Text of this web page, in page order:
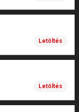
Letöltés
Letöltés